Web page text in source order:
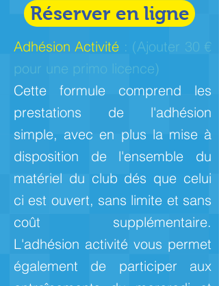
Réserver en ligne
Adhésion Activité : (Ajouter 30 €
pour une primo licence)
Cette formule comprend les
prestations de l'adhésion
simple, avec en plus la mise à
disposition de l'ensemble du
matériel du club dés que celui
ci est ouvert, sans limite et sans
coût supplémentaire.
L'adhésion activité vous permet
également de participer aux